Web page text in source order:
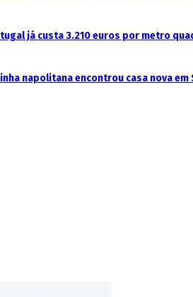
já custa 3.210 euros por metro
napolitana encontrou casa nova em